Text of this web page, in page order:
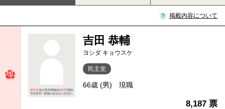
掲載内容について
吉田 恭輔
ヨシダ キョウスケ
民主党
66歳 (男) 現職
8,187 票